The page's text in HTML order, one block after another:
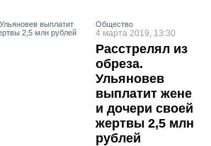
Общество
4 марта 2019, 13:30
Расстрелял из
обреза.
Ульяновев
выплатит жене
и дочери своей
жертвы 2,5 млн
рублей